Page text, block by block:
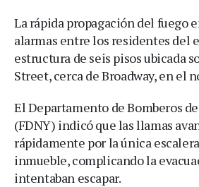
La rápida propagación del fuego
alarmas entre los residentes del
estructura de seis pisos ubicada
Street, cerca de Broadway, en el
El Departamento de Bomberos
(FDNY) indicó que las llamas
rápidamente por la única
inmueble, complicando la
intentaban escapar.